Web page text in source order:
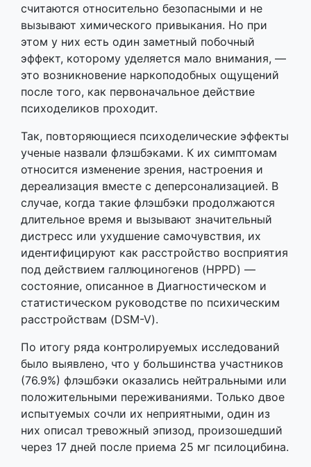
считаются относительно безопасными и не
вызывают химического привыкания. Но при
этом у них есть один заметный побочный
эффект, которому уделяется мало внимания, —
это возникновение наркоподобных ощущений
после того, как первоначальное действие
психоделиков проходит.
Так, повторяющиеся психоделические эффекты
ученые назвали флэшбэками. К их симптомам
относится изменение зрения, настроения и
дереализация вместе с деперсонализацией. В
случае, когда такие флэшбэки продолжаются
длительное время и вызывают значительный
дистресс или ухудшение самочувствия, их
идентифицируют как расстройство восприятия
под действием галлюциногенов (HPPD) —
состояние, описанное в Диагностическом и
статистическом руководстве по психическим
расстройствам (DSM-V).
По итогу ряда контролируемых исследований
было выявлено, что у большинства участников
(76.9%) флэшбэки оказались нейтральными или
положительными переживаниями. Только двое
испытуемых сочли их неприятными, один из
них описал тревожный эпизод, произошедший
через 17 дней после приема 25 мг псилоцибина.